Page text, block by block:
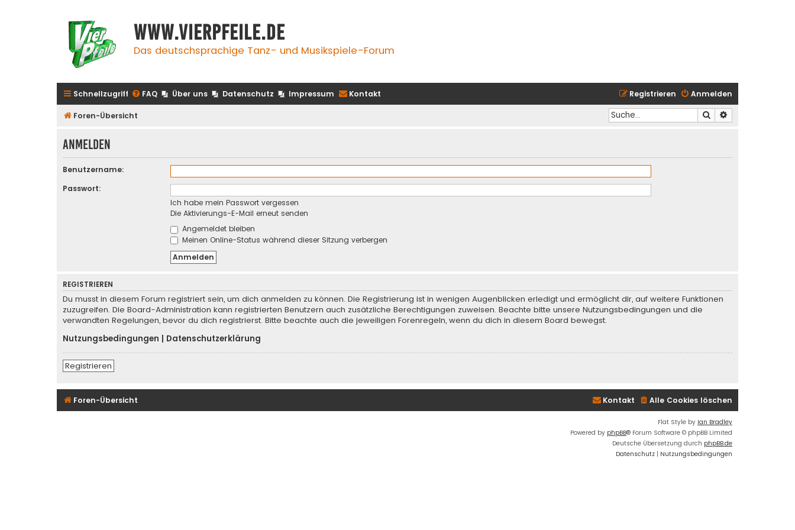
www.vierpfeile.de
Das deutschsprachige Tanz- und Musikspiele-Forum
Schnellzugriff FAQ Über uns Datenschutz Impressum Kontakt Anmelden
Registrieren
Foren-Übersicht Suche
Anmelden
Benutzername:
Passwort:
Ich habe mein Passwort vergessen
Die Aktivierungs-E-Mail erneut senden
Angemeldet bleiben
Meinen Online-Status während dieser Sitzung verbergen
REGISTRIEREN
Du musst in diesem Forum registriert sein, um dich anmelden zu können. Die Registrierung ist in wenigen Augenblicken erledigt und ermöglicht dir, auf weitere Funktionen
zuzugreifen. Die Board-Administration kann registrierten Benutzern auch zusätzliche Berechtigungen zuweisen. Beachte bitte unsere Nutzungsbedingungen und die
verwandten Regelungen, bevor du dich registrierst. Bitte beachte auch die jeweiligen Forenregeln, wenn du dich in diesem Board bewegst.
Nutzungsbedingungen
Datenschutzerklärung
Registrieren
Foren-Übersicht Alle Cookies löschen
Kontakt
Flat Style by Ian Bradley
Powered by phpBB® Forum Software © phpBB Limited
Deutsche Übersetzung durch phpBB.de
Datenschutz | Nutzungsbedingungen